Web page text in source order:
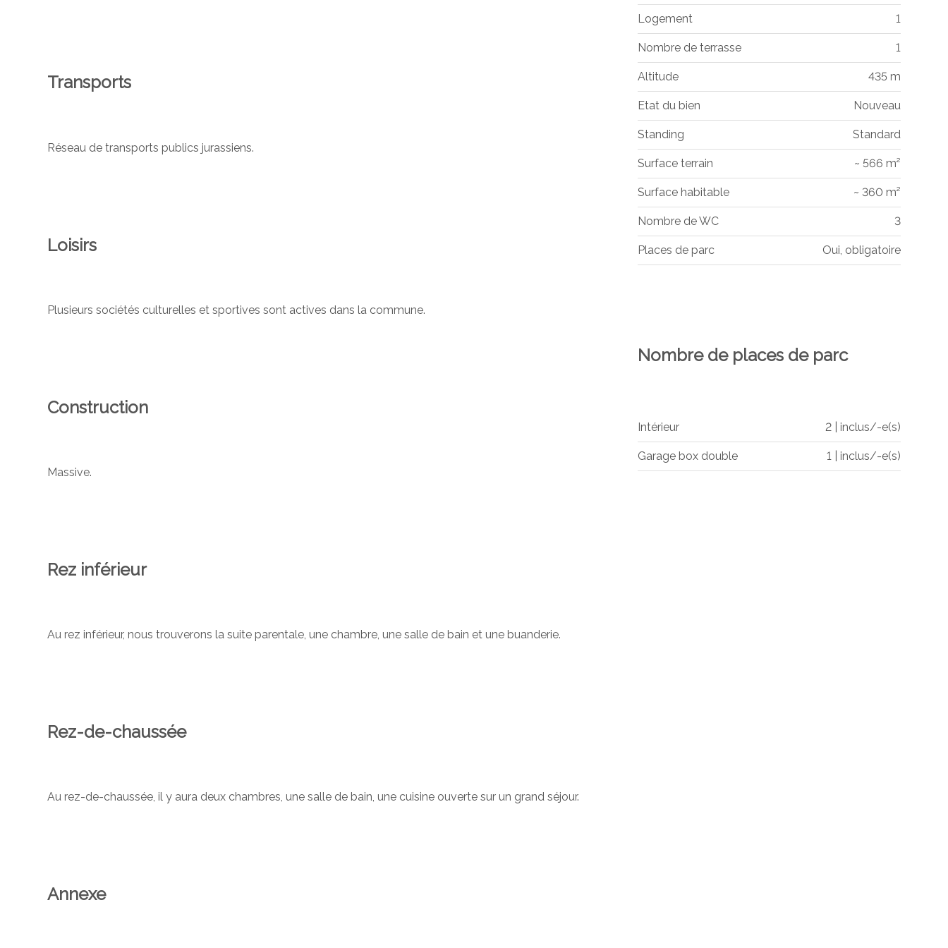
Transports
Réseau de transports publics jurassiens.
Loisirs
Plusieurs sociétés culturelles et sportives sont actives dans la commune.
Construction
Massive.
Rez inférieur
Au rez inférieur, nous trouverons la suite parentale, une chambre, une salle de bain et une buanderie.
Rez-de-chaussée
Au rez-de-chaussée, il y aura deux chambres, une salle de bain, une cuisine ouverte sur un grand séjour.
Annexe
Logement 1
Nombre de terrasse 1
Altitude 435 m
Etat du bien Nouveau
Standing Standard
Surface terrain ~ 566 m²
Surface habitable ~ 360 m²
Nombre de WC 3
Places de parc Oui, obligatoire
Nombre de places de parc
Intérieur 2 | inclus/-e(s)
Garage box double 1 | inclus/-e(s)